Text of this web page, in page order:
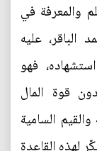
والمعرفة في
الباقر، عليه
فهو
قوة المال
السامية